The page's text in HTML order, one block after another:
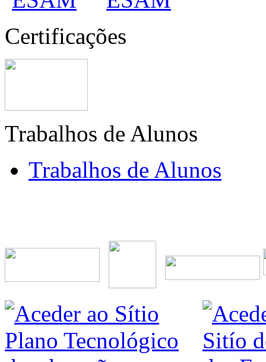
Certificações
Trabalhos de Alunos
Trabalhos de Alunos